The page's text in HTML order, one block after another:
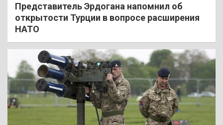
Представитель Эрдогана напомнил об
открытости Турции в вопросе расширения
НАТО